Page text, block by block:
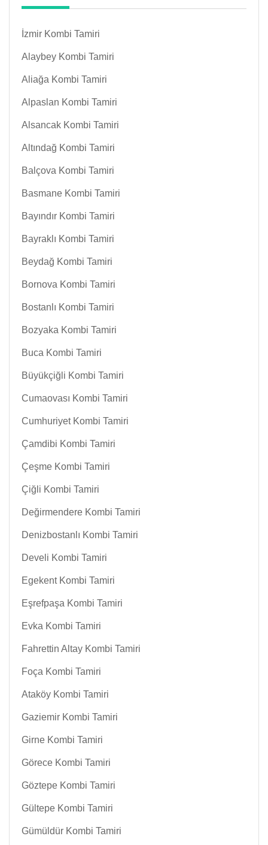
İzmir Kombi Tamiri
Alaybey Kombi Tamiri
Aliağa Kombi Tamiri
Alpaslan Kombi Tamiri
Alsancak Kombi Tamiri
Altındağ Kombi Tamiri
Balçova Kombi Tamiri
Basmane Kombi Tamiri
Bayındır Kombi Tamiri
Bayraklı Kombi Tamiri
Beydağ Kombi Tamiri
Bornova Kombi Tamiri
Bostanlı Kombi Tamiri
Bozyaka Kombi Tamiri
Buca Kombi Tamiri
Büyükçiğli Kombi Tamiri
Cumaovası Kombi Tamiri
Cumhuriyet Kombi Tamiri
Çamdibi Kombi Tamiri
Çeşme Kombi Tamiri
Çiğli Kombi Tamiri
Değirmendere Kombi Tamiri
Denizbostanlı Kombi Tamiri
Develi Kombi Tamiri
Egekent Kombi Tamiri
Eşrefpaşa Kombi Tamiri
Evka Kombi Tamiri
Fahrettin Altay Kombi Tamiri
Foça Kombi Tamiri
Ataköy Kombi Tamiri
Gaziemir Kombi Tamiri
Girne Kombi Tamiri
Görece Kombi Tamiri
Göztepe Kombi Tamiri
Gültepe Kombi Tamiri
Gümüldür Kombi Tamiri